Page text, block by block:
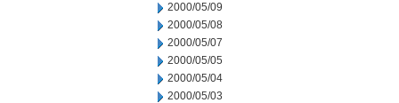
2000/05/09
2000/05/08
2000/05/07
2000/05/05
2000/05/04
2000/05/03